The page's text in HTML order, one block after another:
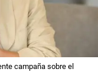
campaña sobre el